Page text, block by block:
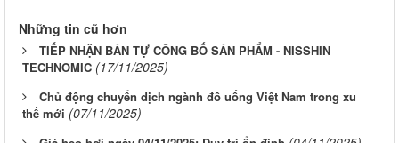
Những tin cũ hơn
TIẾP NHẬN BẢN TỰ CÔNG BỐ SẢN PHẨM - NISSHIN
TECHNOMIC (17/11/2025)
Chủ động chuyển dịch ngành đồ uống Việt Nam trong xu
thế mới (07/11/2025)